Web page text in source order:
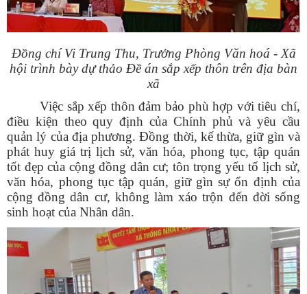
Đồng chí Vi Trung Thu, Trưởng Phòng Văn hoá - Xã
hội trình bày dự thảo Đề án sắp xếp thôn trên địa bàn
xã
Việc sắp xếp thôn đảm bảo phù hợp với tiêu chí,
điều kiện theo quy định của Chính phủ và yêu cầu
quản lý của địa phương. Đồng thời, kế thừa, giữ gìn và
phát huy giá trị lịch sử, văn hóa, phong tục, tập quán
tốt đẹp của cộng đồng dân cư; tôn trọng yếu tố lịch sử,
văn hóa, phong tục tập quán, giữ gìn sự ổn định của
cộng đồng dân cư, không làm xáo trộn đến đời sống
sinh hoạt của Nhân dân.